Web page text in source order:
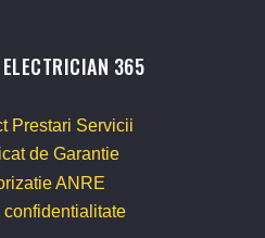
ELECTRICIAN 365
Prestari Servicii
de Garantie
ANRE
confidentialitate